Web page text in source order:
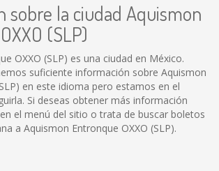
sobre la ciudad Aquismon
(SLP)
OXXO (SLP) es una ciudad en México.
suficiente información sobre Aquismon
en este idioma pero estamos en el
Si deseas obtener más información
el menú del sitio o trata de buscar boletos
a Aquismon Entronque OXXO (SLP).